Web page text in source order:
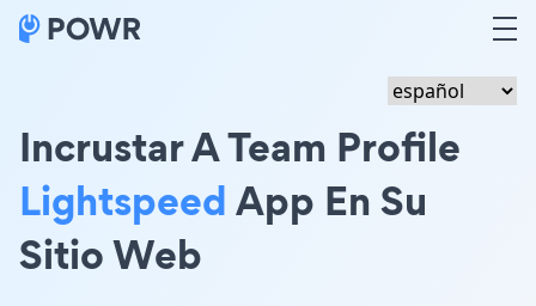
Incrustar A Team Profile
LightspeedApp En Su
Sitio Web